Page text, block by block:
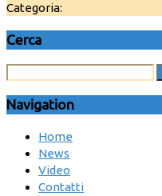
Categoria:
Cerca
Navigation
Home
News
Video
Contatti